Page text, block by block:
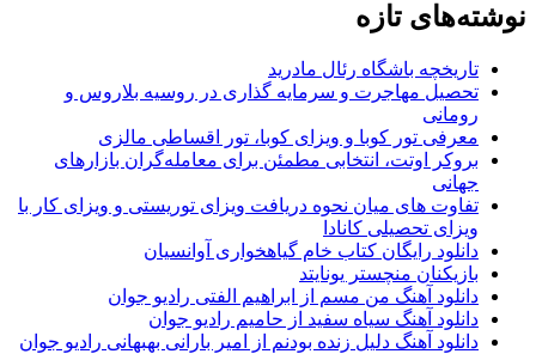
نوشته‌های تازه
تاریخچه باشگاه رئال مادرید
تحصیل مهاجرت و سرمایه گذاری در روسیه بلاروس و
رومانی
معرفی تور کوبا و ویزای کوبا، تور اقساطی مالزی
بروکر اوتت، انتخابی مطمئن برای معامله‌گران بازارهای
جهانی
تفاوت های میان نحوه دریافت ویزای توریستی و ویزای کار با
ویزای تحصیلی کانادا
دانلود رایگان کتاب خام گیاهخواری آوانسیان
بازیکنان منچستر یونایتد
دانلود آهنگ من مسم از ابراهیم الفتی رادیو جوان
دانلود آهنگ سیاه سفید از حامیم رادیو جوان
دانلود آهنگ دلیل زنده بودنم از امیر بارانی بهبهانی رادیو جوان